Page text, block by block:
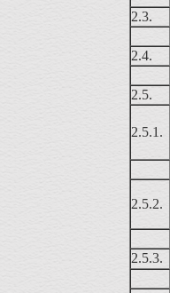
2.3.
2.4.
2.5.
2.5.1.
2.5.2.
2.5.3.